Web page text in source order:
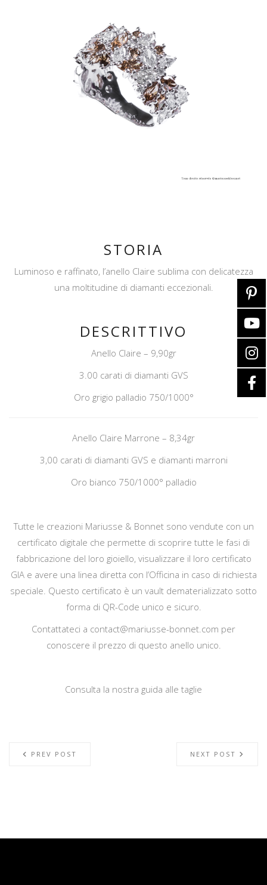
STORIA
Luminoso e raffinato, l’anello Claire sublima con delicatezza
una moltitudine di diamanti eccezionali.
DESCRITTIVO
Anello Claire – 9,90gr
3.00 carati di diamanti GVS
Oro grigio palladio 750/1000°
Anello Claire Marrone – 8,34gr
3,00 carati di diamanti GVS e diamanti marroni
Oro bianco 750/1000° palladio
Tutte le creazioni Mariusse & Bonnet sono vendute con un
certificato digitale che permette di scoprire tutte le fasi di
fabbricazione del loro gioiello, visualizzare il loro certificato
GIA e avere una linea diretta con l’Officina in caso di richiesta
speciale. Questo certificato è un vault dematerializzato sotto
forma di QR-Code unico e sicuro.
Contattateci a contact@mariusse-bonnet.com per
conoscere il prezzo di questo anello unico.
Consulta la nostra guida alle taglie
PREV POST NEXT POST